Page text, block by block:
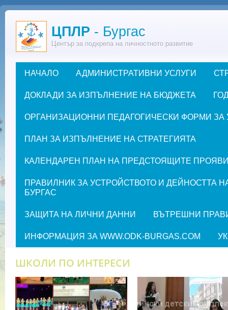
Премини към основното съдържание
ЦПЛР - Бургас
Център за подкрепа на личностното развитие
Основно меню
НАЧАЛО АДМИНИСТРАТИВНИ УСЛУГИ
ДОКЛАДИ ЗА ИЗПЪЛНЕНИЕ НА БЮДЖЕТА
ОРГАНИЗАЦИОННИ ПЕДАГОГИЧЕСКИ ФОРМИ ЗА
ПЛАН ЗА ИЗПЪЛНЕНИЕ НА СТРАТЕГИЯТА
КАЛЕНДАРЕН ПЛАН НА ПРЕДСТОЯЩИТЕ ПРОЯВИ
ПРАВИЛНИК ЗА УСТРОЙСТВОТО И ДЕЙНОСТТА
БУРГАС
ЗАЩИТА НА ЛИЧНИ ДАННИ ВЪТРЕШНИ
ИНФОРМАЦИЯ ЗА WWW.ODK-BURGAS.COM
ШКОЛИ ПО ИНТЕРЕСИ